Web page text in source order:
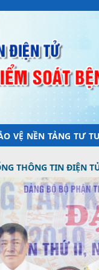
VỆ NỀN TẢNG TƯ
TỬ CỦA TRUNG